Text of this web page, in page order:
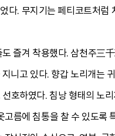
다. 무지기는 페티코트처
즐겨 착용했다. 삼천주
니고 있다. 향갑 노리개는
호하였다. 침낭 형태의 노
름에 침통을 찰 수 있도록